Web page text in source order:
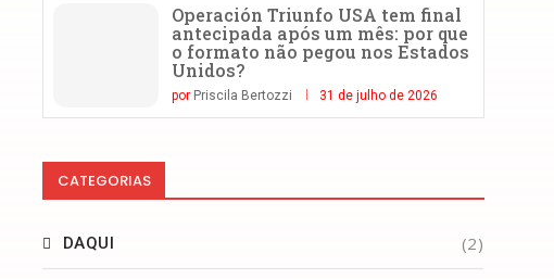
Operación Triunfo USA tem final
antecipada após um mês: por que
o formato não pegou nos Estados
Unidos?
por Priscila Bertozzi 31 de julho de 2026
CATEGORIAS
DAQUI (2)